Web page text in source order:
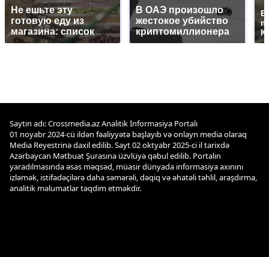
Не ешьте эту
готовую еду из
магазина: список
В ОАЭ произошло
жестокое убийство
криптомиллионера
Saytın adı: Crossmedia.az Analitik İnformasiya Portalı
01 noyabr 2024-cü ildən fəaliyyətə başlayıb və onlayn media olaraq
Media Reyestrinə daxil edilib. Sayt 02 oktyabr 2025-ci il tarixdə
Azərbaycan Mətbuat Şurasına üzvlüyə qəbul edilib. Portalın
yaradılmasında əsas məqsəd, müasir dünyada informasiya axınını
izləmək, istifadəçilərə daha səmərəli, dəqiq və əhatəli təhlil, araşdırma,
analitik məlumatlar təqdim etməkdir.